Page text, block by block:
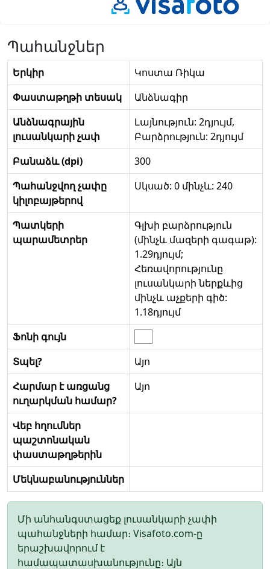
Պահանջներ
Երկիր
Կոստա Ռիկա
Փաստաթղթի տեսակ
Անձնագիր
Անձնագրային
լուսանկարի չափ
Լայնություն: 2դյույմ,
Բարձրություն: 2դյույմ
Բանաձև (dpi)
300
Պահանջվող չափը
կիլոբայթերով
Սկսած: 0 մինչև: 240
Պատկերի
պարամետրեր
Գլխի բարձրություն
(մինչև մազերի գագաթ):
1.29դյույմ;
Հեռավորությունը
լուսանկարի ներքևից
մինչև աչքերի գիծ:
1.18դյույմ
Ֆոնի գույն
Տպել?
Այո
Հարմար է առցանց
ուղարկման համար?
Այո
Վեբ հղումներ
պաշտոնական
փաստաթղթերին
Մեկնաբանություններ
Մի անհանգստացեք լուսանկարի չափի
պահանջների համար։ Visafoto.com-ը
երաշխավորում է
համապատասխանությունը։ Այն